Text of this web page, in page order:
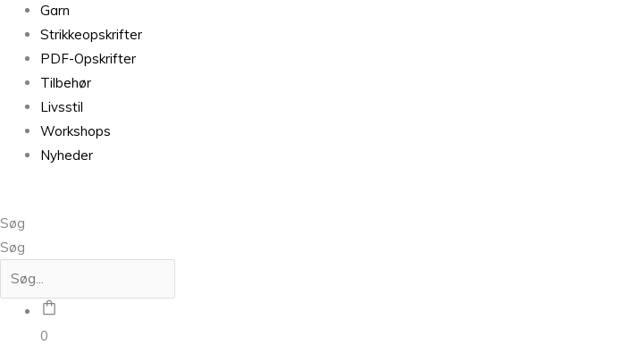
Garn
Strikkeopskrifter
PDF-Opskrifter
Tilbehør
Livsstil
Workshops
Nyheder
Søg
Søg
0